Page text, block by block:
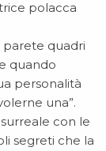
polacca
parete quadri
quando
personalità
una”.
con le
segreti che la